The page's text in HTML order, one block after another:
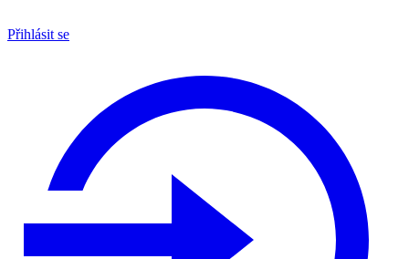
Přihlásit se